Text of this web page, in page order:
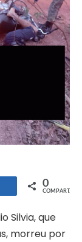
Compartilhar
0
COMPART.
Silvia, que
morreu por